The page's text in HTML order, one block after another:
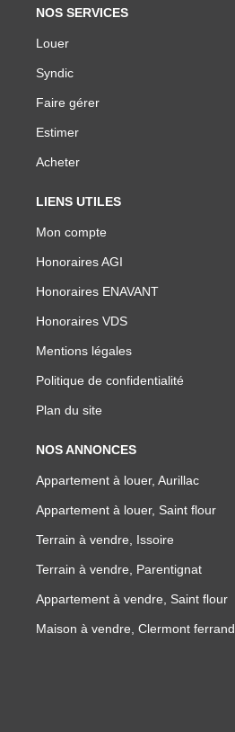
NOS SERVICES
Louer
Syndic
Faire gérer
Estimer
Acheter
LIENS UTILES
Mon compte
Honoraires AGI
Honoraires ENAVANT
Honoraires VDS
Mentions légales
Politique de confidentialité
Plan du site
NOS ANNONCES
Appartement à louer, Aurillac
Appartement à louer, Saint flour
Terrain à vendre, Issoire
Terrain à vendre, Parentignat
Appartement à vendre, Saint flour
Maison à vendre, Clermont ferrand